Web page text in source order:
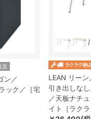
ン／
ック／［宅
LEAN リー
引き出しな
／天板ナチ
イト［ラクラ